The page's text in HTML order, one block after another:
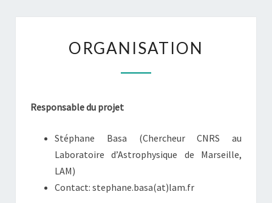
ORGANISATION
Responsable du projet
Stéphane Basa (Chercheur CNRS au
Laboratoire d’Astrophysique de Marseille,
LAM)
Contact: stephane.basa(at)lam.fr